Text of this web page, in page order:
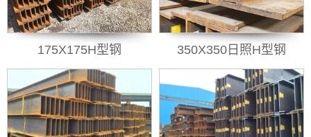
175X175H型钢 350X350日照H型钢